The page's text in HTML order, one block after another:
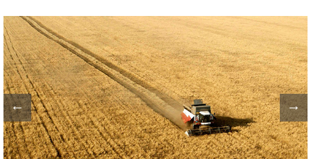
← →